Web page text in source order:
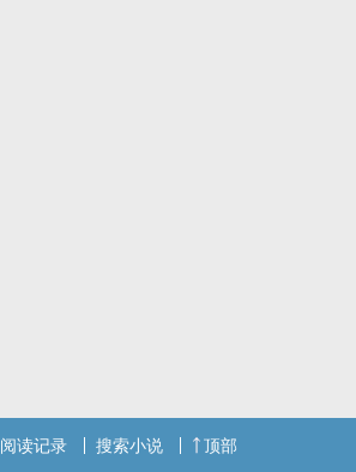
阅读记录 搜索小说 顶部